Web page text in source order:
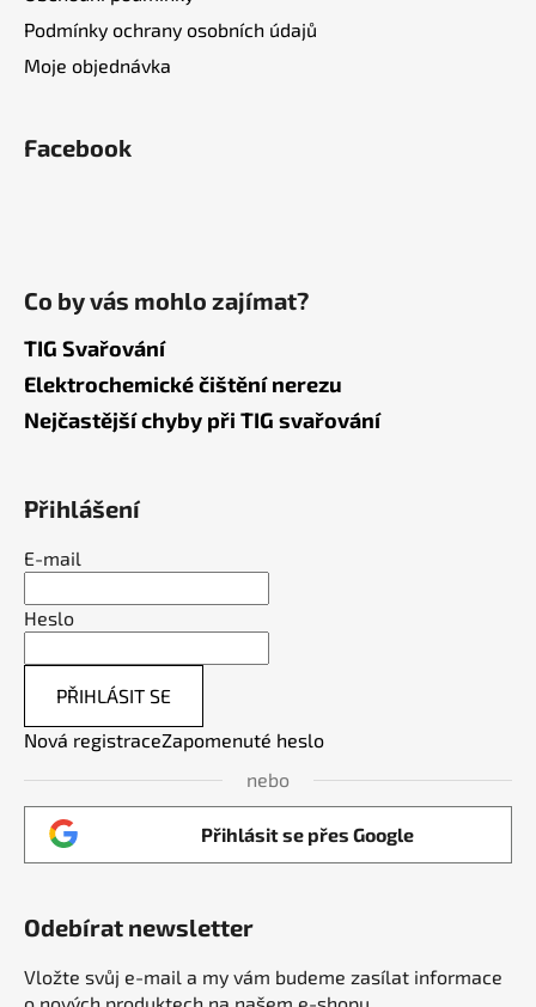
Podmínky ochrany osobních údajů
Moje objednávka
Facebook
Co by vás mohlo zajímat?
TIG Svařování
Elektrochemické čištění nerezu
Nejčastější chyby při TIG svařování
Přihlášení
E-mail
Heslo
PŘIHLÁSIT SE
Nová registraceZapomenuté heslo
nebo
Přihlásit se přes Google
Odebírat newsletter
Vložte svůj e-mail a my vám budeme zasílat informace